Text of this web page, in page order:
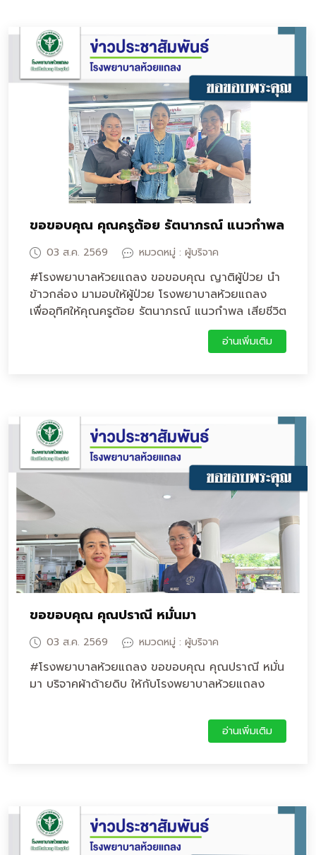
ขอขอบคุณ คุณครูต้อย รัตนาภรณ์ แนวกำพล
03 ส.ค. 2569 หมวดหมู่ : ผู้บริจาค
#โรงพยาบาลห้วยแถลง ขอขอบคุณ ญาติผู้ป่วย นำ
ข้าวกล่อง มามอบให้ผู้ป่วย โรงพยาบาลห้วยแถลง
เพื่ออุทิศให้คุณครูต้อย รัตนาภรณ์ แนวกำพล เสียชีวิต
อ่านเพิ่มเติม
ขอขอบคุณ คุณปราณี หมั่นมา
03 ส.ค. 2569 หมวดหมู่ : ผู้บริจาค
#โรงพยาบาลห้วยแถลง ขอขอบคุณ คุณปราณี หมั่น
มา บริจาคผ้าด้ายดิบ ให้กับโรงพยาบาลห้วยแถลง
อ่านเพิ่มเติม